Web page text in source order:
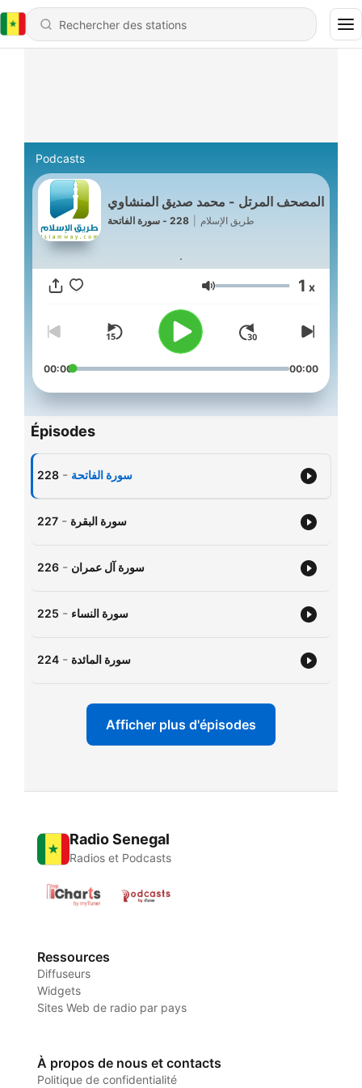
Podcasts
المصحف المرتل - محمد صديق المنشاوي
طريق الإسلام 228 - سورة الفاتحة
.
Volume 1 x
00:00 00:00
Épisodes
228 - سورة الفاتحة
227 - سورة البقرة
226 - سورة آل عمران
225 - سورة النساء
224 - سورة المائدة
Afficher plus d'épisodes
Radio Senegal
Radios et Podcasts
Ressources
Diffuseurs
Widgets
Sites Web de radio par pays
À propos de nous et contacts
Politique de confidentialité